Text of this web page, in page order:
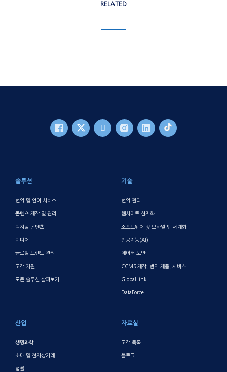
RELATED
솔루션
번역 및 언어 서비스
콘텐츠 제작 및 관리
디지털 콘텐츠
미디어
글로벌 브랜드 관리
고객 지원
모든 솔루션 살펴보기
기술
번역 관리
웹사이트 현지화
소프트웨어 및 모바일 앱 세계화
인공지능(AI)
데이터 보안
CCMS 제작, 번역 제품, 서비스
GlobalLink
DataForce
산업
생명과학
소매 및 전자상거래
법률
자료실
고객 목록
블로그